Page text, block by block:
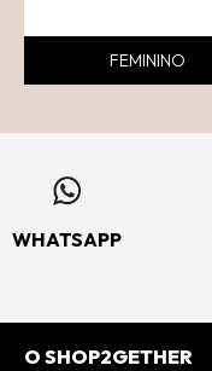
FEMININO
WHATSAPP
O SHOP2GETHER